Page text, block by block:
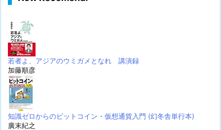
若者よ、アジアのウミガメとなれ 講演録
加藤順彦
知識ゼロからのビットコイン・仮想通貨入門 (幻冬舎単行本)
廣末紀之